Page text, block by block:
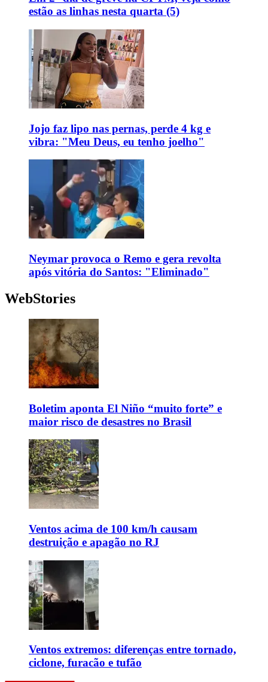
estão as linhas nesta quarta (5)
Jojo faz lipo nas pernas, perde 4 kg e
vibra: "Meu Deus, eu tenho joelho"
Neymar provoca o Remo e gera revolta
após vitória do Santos: "Eliminado"
WebStories
Boletim aponta El Niño “muito forte” e
maior risco de desastres no Brasil
Ventos acima de 100 km/h causam
destruição e apagão no RJ
Ventos extremos: diferenças entre tornado,
ciclone, furacão e tufão